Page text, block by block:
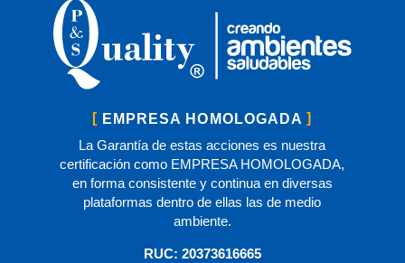
EMPRESA HOMOLOGADA
La Garantía de estas acciones es nuestra
certificación como EMPRESA HOMOLOGADA,
en forma consistente y continua en diversas
plataformas dentro de ellas las de medio
ambiente.
RUC: 20373616665